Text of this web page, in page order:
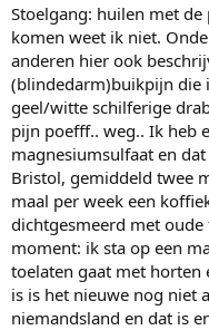
Stoelgang: huilen met
komen weet ik niet.
anderen hier ook
(blindedarm)buikpijn die
geel/witte schilferige
pijn poefff.. weg.. Ik heb
magnesiumsulfaat en
Bristol, gemiddeld twee
maal per week een
dichtgesmeerd met
moment: ik sta op een
toelaten gaat met horten
is is het nieuwe nog niet
niemandsland en dat is